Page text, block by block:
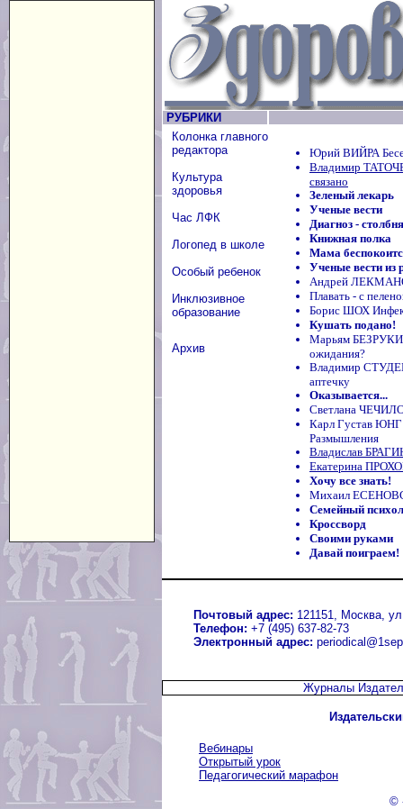
РУБРИКИ
Колонка главного
редактора
Культура
здоровья
Час ЛФК
Логопед в школе
Особый ребенок
Инклюзивное
образование
Архив
Юрий ВИЙРА
Владимир
связано
Зеленый лекарь
Ученые вести
Диагноз -
Книжная полка
Мама
Ученые вести из
Андрей
Плавать - с
Борис ШОХ
Кушать подано!
Марьям
ожидания?
Владимир
аптечку
Оказывается...
Светлана
Карл Густав ЮНГ
Размышления
Владислав
Екатерина
Хочу все знать!
Михаил
Семейный
Кроссворд
Своими руками
Давай поиграем!
Почтовый адрес: 121151, Москва,
Телефон: +7 (495) 637-82-73
Электронный адрес:
Журналы
Вебинары
Открытый урок
Педагогический марафон
©